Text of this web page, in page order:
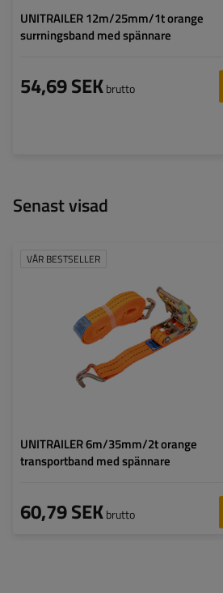
UNITRAILER 12m/25mm/1t orange
surrningsband med spännare
54,69 SEKbrutto
Senast visad
VÅR BESTSELLER
UNITRAILER 6m/35mm/2t orange
transportband med spännare
60,79 SEKbrutto
35 mm
Surrningskapacitet (LC):
2 tony (2000 daN)
Standard spännkraft (STF): 280 daN